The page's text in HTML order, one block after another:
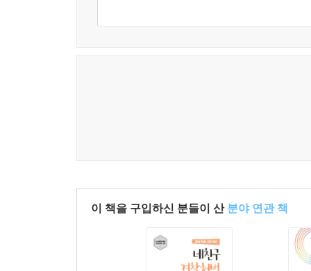
이 책을 구입하신 분들이 산 분야 연관 책